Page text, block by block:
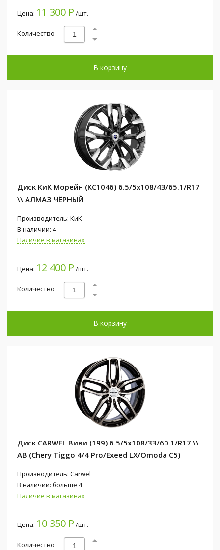
Цена: 11 300 Р /шт.
Количество:
В корзину
Диск КиК Морейн (КС1046) 6.5/5x108/43/65.1/R17
\\ АЛМАЗ ЧЁРНЫЙ
Производитель: КиК
В наличии: 4
Наличие в магазинах
Цена: 12 400 Р /шт.
Количество:
В корзину
Диск CARWEL Виви (199) 6.5/5x108/33/60.1/R17 \\
AB (Chery Tiggo 4/4 Pro/Exeed LX/Omoda C5)
Производитель: Carwel
В наличии: больше 4
Наличие в магазинах
Цена: 10 350 Р /шт.
Количество: